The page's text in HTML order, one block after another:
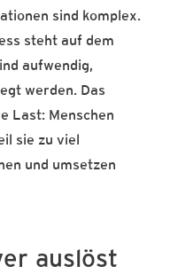
sind komplex.
steht auf dem
aufwendig,
werden. Das
Last: Menschen
sie zu viel
und umsetzen
auslöst